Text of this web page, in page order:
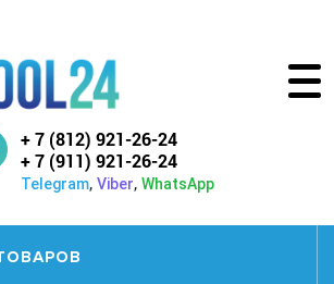
+ 7 (812) 921-26-24
+ 7 (911) 921-26-24
Telegram, Viber, WhatsApp